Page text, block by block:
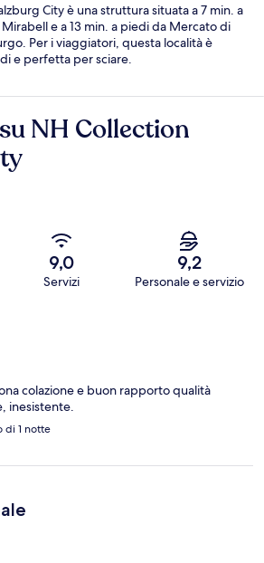
City è una struttura situata a 7 min. a
e a 13 min. a piedi da Mercato di
Per i viaggiatori, questa località è
e perfetta per sciare.
NH Collection
9,0
Servizi
9,2
Personale e servizio
colazione e buon rapporto qualità
inesistente.
di 1 notte